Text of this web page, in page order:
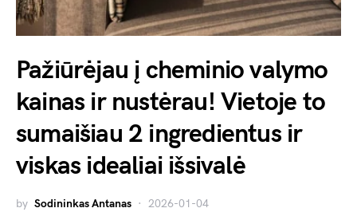
Pažiūrėjau į cheminio valymo
kainas ir nustėrau! Vietoje to
sumaišiau 2 ingredientus ir
viskas idealiai išsivalė
by Sodininkas Antanas 2026-01-04